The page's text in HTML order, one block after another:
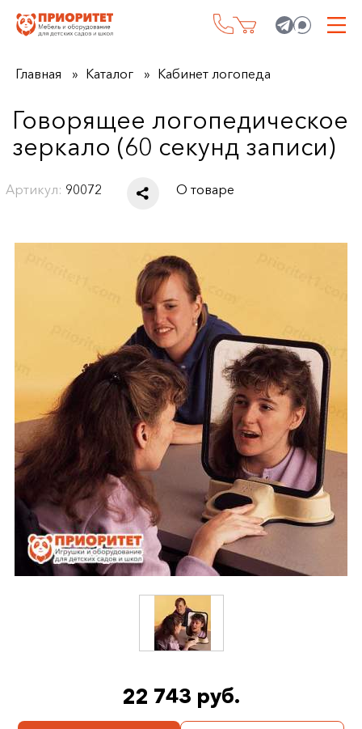
Главная Каталог Кабинет логопеда
Говорящее логопедическое
зеркало (60 секунд записи)
Артикул: 90072 О товаре
22 743 руб.